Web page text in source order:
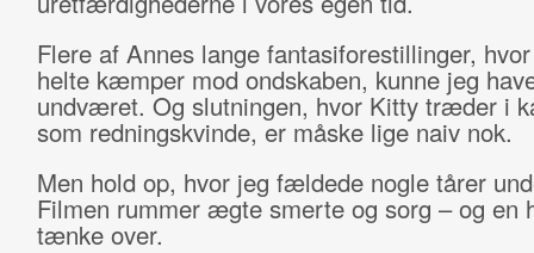
Flere af Annes lange fantasiforestillinger,
helte kæmper mod ondskaben, kunne jeg
undværet. Og slutningen, hvor Kitty træder i
som redningskvinde, er måske lige naiv nok.
Men hold op, hvor jeg fældede nogle tårer
Filmen rummer ægte smerte og sorg – og en
tænke over.